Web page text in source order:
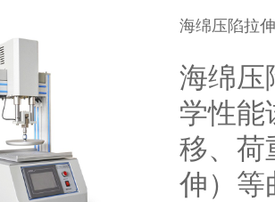
海绵压陷拉
海绵压
学性能
移、荷
伸）等